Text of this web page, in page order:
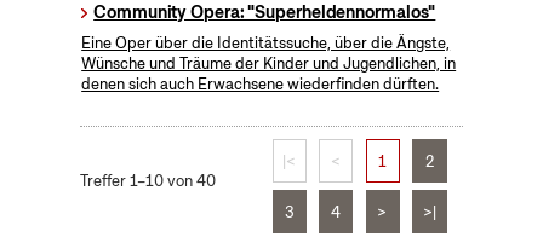
Community Opera: "Superheldennormalos"
Eine Oper über die Identitätssuche, über die Ängste,
Wünsche und Träume der Kinder und Jugendlichen, in
denen sich auch Erwachsene wiederfinden dürften.
Treffer 1–10 von 40
|< < 1 2
3 4 > >|